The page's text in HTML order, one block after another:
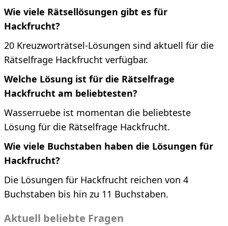
Wie viele Rätsellösungen gibt es für
Hackfrucht?
20 Kreuzworträtsel-Lösungen sind aktuell für die
Rätselfrage Hackfrucht verfügbar.
Welche Lösung ist für die Rätselfrage
Hackfrucht am beliebtesten?
Wasserruebe ist momentan die beliebteste
Lösung für die Rätselfrage Hackfrucht.
Wie viele Buchstaben haben die Lösungen für
Hackfrucht?
Die Lösungen für Hackfrucht reichen von 4
Buchstaben bis hin zu 11 Buchstaben.
Aktuell beliebte Fragen